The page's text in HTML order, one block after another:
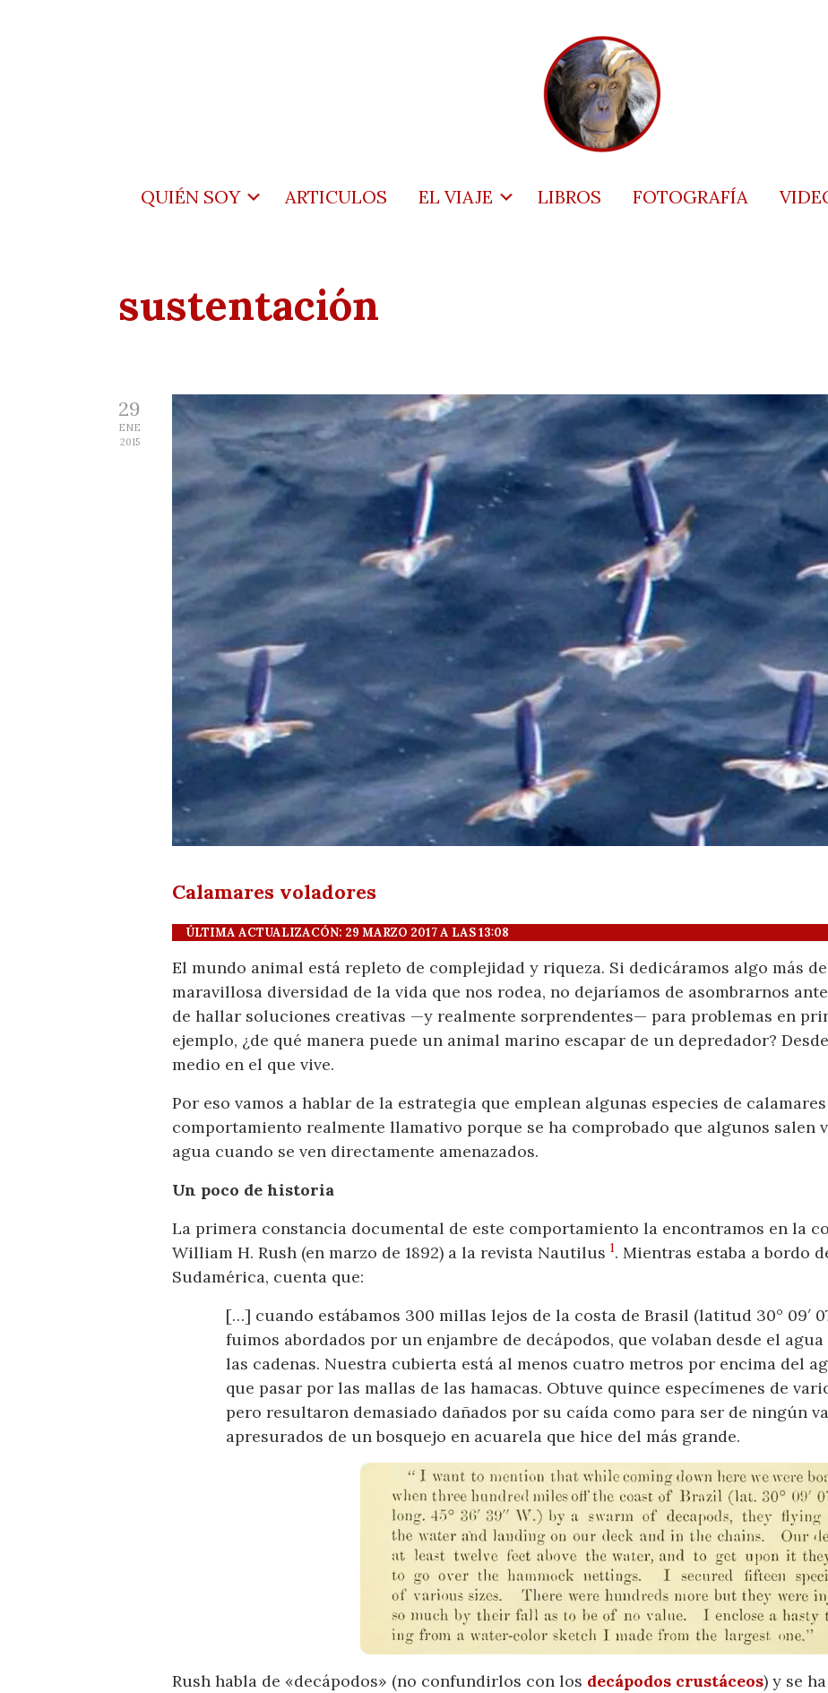
QUIÉN SOY ARTICULOS EL VIAJE LIBROS FOTOGRAFÍA
sustentación
29
ENE
2015
Calamares voladores
ÚLTIMA ACTUALIZACÓN: 29 MARZO 2017 A LAS 13:08
El mundo animal está repleto de complejidad y riqueza. Si dedicáramos algo más
maravillosa diversidad de la vida que nos rodea, no dejaríamos de asombrarnos
de hallar soluciones creativas ­—y realmente sorprendentes— para problemas en
ejemplo, ¿de qué manera puede un animal marino escapar de un depredador?
medio en el que vive.
Por eso vamos a hablar de la estrategia que emplean algunas especies de
comportamiento realmente llamativo porque se ha comprobado que algunos salen
agua cuando se ven directamente amenazados.
Un poco de historia
La primera constancia documental de este comportamiento la encontramos en la
William H. Rush (en marzo de 1892) a la revista Nautilus 1. Mientras estaba a bordo
Sudamérica, cuenta que:
[…] cuando estábamos 300 millas lejos de la costa de Brasil (latitud 30° 09′
fuimos abordados por un enjambre de decápodos, que volaban desde el
las cadenas. Nuestra cubierta está al menos cuatro metros por encima del
que pasar por las mallas de las hamacas. Obtuve quince especímenes de
pero resultaron demasiado dañados por su caída como para ser de ningún
apresurados de un bosquejo en acuarela que hice del más grande.
Rush habla de «decápodos» (no confundirlos con los decápodos crustáceos) y se